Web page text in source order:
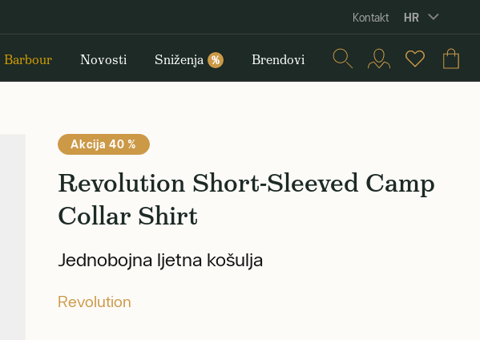
Kontakt HR
Barbour Novosti Sniženja % Brendovi
Akcija 40 %
Revolution Short-Sleeved Camp
Collar Shirt
Jednobojna ljetna košulja
Revolution